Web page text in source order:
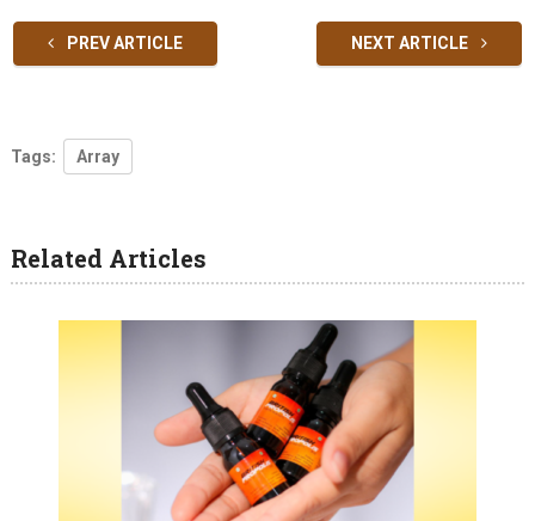
PREV ARTICLE NEXT ARTICLE
Tags: Array
Related Articles